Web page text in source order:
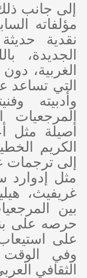
إلى جانب
مؤلفاته
نقدية
الجديدة،
الغربية،
التي تساعد
وأدبيته
المرجعيات
أصيلة مثل
الكريم
إلى ترجمات
مثل إدوارد
غريفيث،
بين
حرصه على
على
وفي
الثقافي